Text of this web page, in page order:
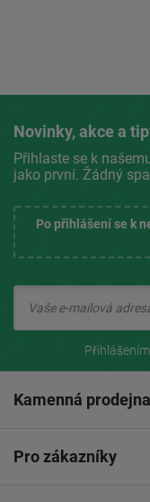
Novinky, akce a
Přihlaste se k
jako první. Žádný
Po přihlášení se k
Kamenná prodejna
Pro zákazníky